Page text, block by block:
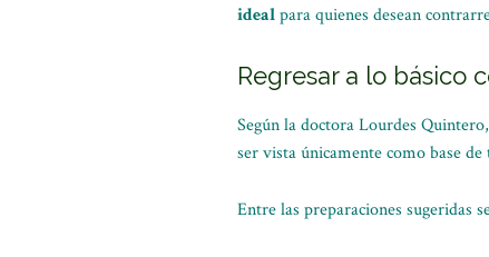
idealpara quienes desean
Regresar a lo básico
Según la doctora Lourdes
ser vista únicamente como base
Entre las preparaciones sugeridas